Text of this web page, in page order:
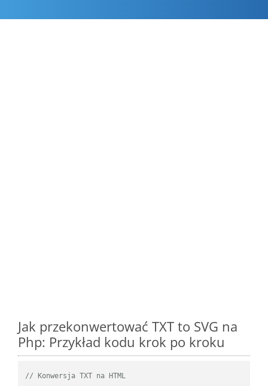
Jak przekonwertować TXT to SVG na
Php: Przykład kodu krok po kroku
// Konwersja TXT na HTML